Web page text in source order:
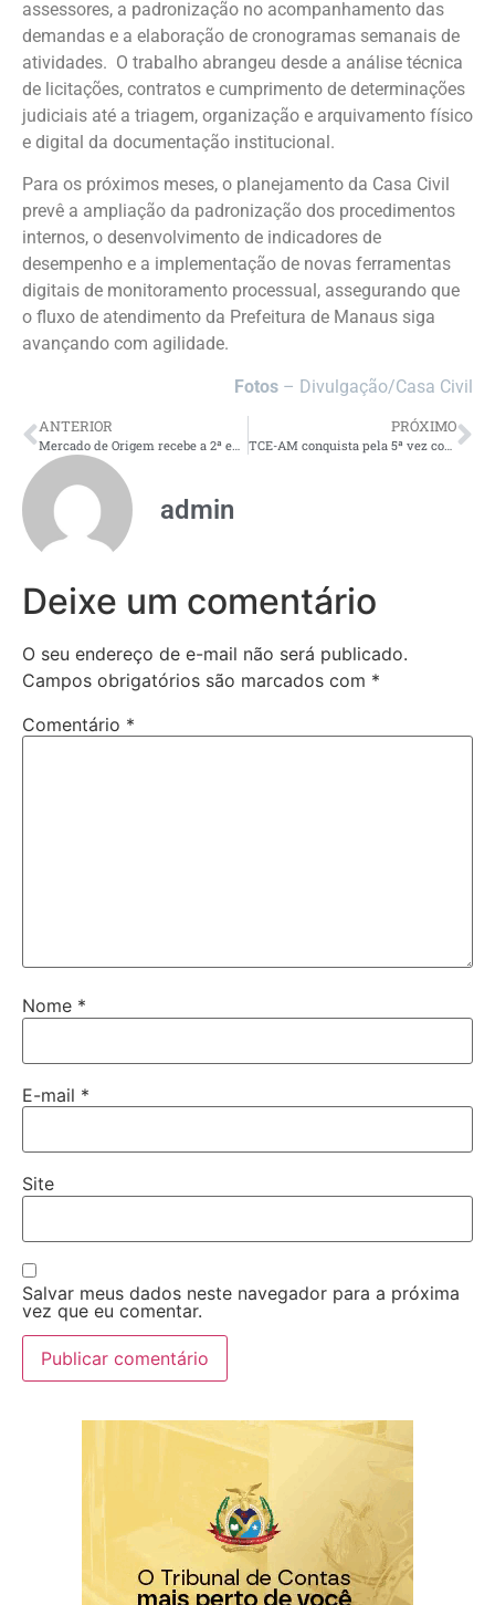
assessores, a padronização no acompanhamento das
demandas e a elaboração de cronogramas semanais de
atividades. O trabalho abrangeu desde a análise técnica
de licitações, contratos e cumprimento de determinações
judiciais até a triagem, organização e arquivamento físico
e digital da documentação institucional.
Para os próximos meses, o planejamento da Casa Civil
prevê a ampliação da padronização dos procedimentos
internos, o desenvolvimento de indicadores de
desempenho e a implementação de novas ferramentas
digitais de monitoramento processual, assegurando que
o fluxo de atendimento da Prefeitura de Manaus siga
avançando com agilidade.
Fotos – Divulgação/Casa Civil
ANTERIOR
Mercado de Origem recebe a 2ª edição do “Festival Zero 92” com proposta que une música e economia criativa
PRÓXIMO
TCE-AM conquista pela 5ª vez consecutiva selo nacional por ações de sustentabilidade
admin
Deixe um comentário
O seu endereço de e-mail não será publicado.
Campos obrigatórios são marcados com *
Comentário *
Nome *
E-mail *
Site
Salvar meus dados neste navegador para a próxima
vez que eu comentar.